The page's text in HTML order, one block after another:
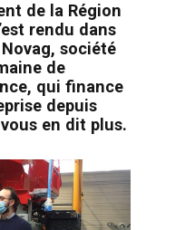
de la Région
rendu dans
société
de
qui finance
depuis
en dit plus.